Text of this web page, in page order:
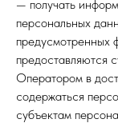
— получать
персональных
предусмотренных
предоставляются
Оператором в
содержаться
субъектам